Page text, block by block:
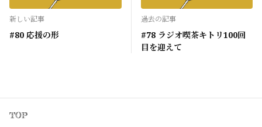
新しい記事
#80 応援の形
過去の記事
#78 ラジオ喫茶キトリ100回
目を迎えて
TOP